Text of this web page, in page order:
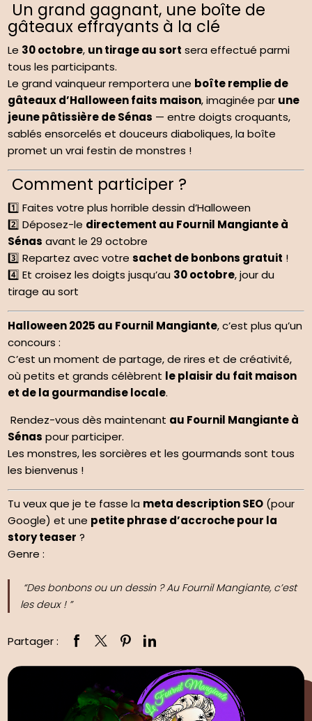
Un grand gagnant, une boîte de
gâteaux effrayants à la clé
Le 30 octobre, un tirage au sort sera effectué parmi
tous les participants.
Le grand vainqueur remportera une boîte remplie de
gâteaux d’Halloween faits maison, imaginée par une
jeune pâtissière de Sénas — entre doigts croquants,
sablés ensorcelés et douceurs diaboliques, la boîte
promet un vrai festin de monstres !
Comment participer ?
1️⃣ Faites votre plus horrible dessin d’Halloween
2️⃣ Déposez-le directement au Fournil Mangiante à
Sénas avant le 29 octobre
3️⃣ Repartez avec votresachet de bonbons gratuit !
4️⃣ Et croisez les doigts jusqu’au 30 octobre, jour du
tirage au sort
Halloween 2025 au Fournil Mangiante, c’est plus qu’un
concours :
C’est un moment de partage, de rires et de créativité,
où petits et grands célèbrent le plaisir du fait maison
et de la gourmandise locale.
Rendez-vous dès maintenant au Fournil Mangiante à
Sénas pour participer.
Les monstres, les sorcières et les gourmands sont tous
les bienvenus !
Tu veux que je te fasse la meta description SEO (pour
Google) et une petite phrase d’accroche pour la
story teaser ?
Genre :
“Des bonbons ou un dessin ? Au Fournil Mangiante, c’est
les deux ! ”
Partager :